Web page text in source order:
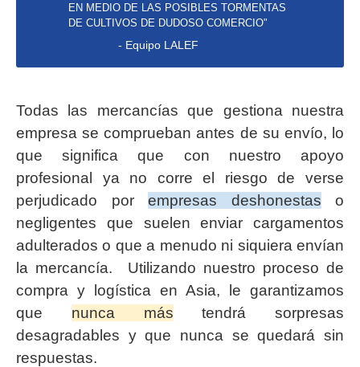
EN MEDIO DE LAS POSIBLES TORMENTAS
DE CULTIVOS DE DUDOSO COMERCIO"
- Equipo LALEF
Todas las mercancías que gestiona nuestra
empresa se comprueban antes de su envío, lo
que significa que con nuestro apoyo
profesional ya no corre el riesgo de verse
perjudicado por empresas deshonestas o
negligentes que suelen enviar cargamentos
adulterados o que a menudo ni siquiera envían
la mercancía. Utilizando nuestro proceso de
compra y logística en Asia, le garantizamos
que nunca más tendrá sorpresas
desagradables y que nunca se quedará sin
respuestas.